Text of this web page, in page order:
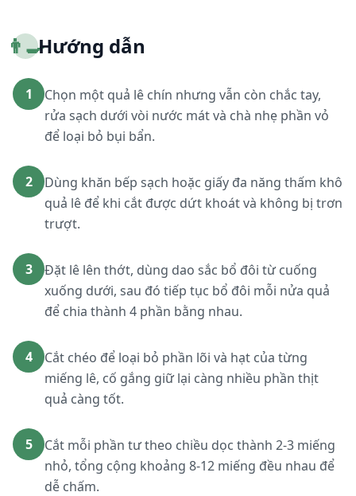
👨‍🍳Hướng dẫn
1
Chọn một quả lê chín nhưng vẫn còn chắc tay,
rửa sạch dưới vòi nước mát và chà nhẹ phần vỏ
để loại bỏ bụi bẩn.
2
Dùng khăn bếp sạch hoặc giấy đa năng thấm khô
quả lê để khi cắt được dứt khoát và không bị trơn
trượt.
3
Đặt lê lên thớt, dùng dao sắc bổ đôi từ cuống
xuống dưới, sau đó tiếp tục bổ đôi mỗi nửa quả
để chia thành 4 phần bằng nhau.
4
Cắt chéo để loại bỏ phần lõi và hạt của từng
miếng lê, cố gắng giữ lại càng nhiều phần thịt
quả càng tốt.
5
Cắt mỗi phần tư theo chiều dọc thành 2-3 miếng
nhỏ, tổng cộng khoảng 8-12 miếng đều nhau để
dễ chấm.